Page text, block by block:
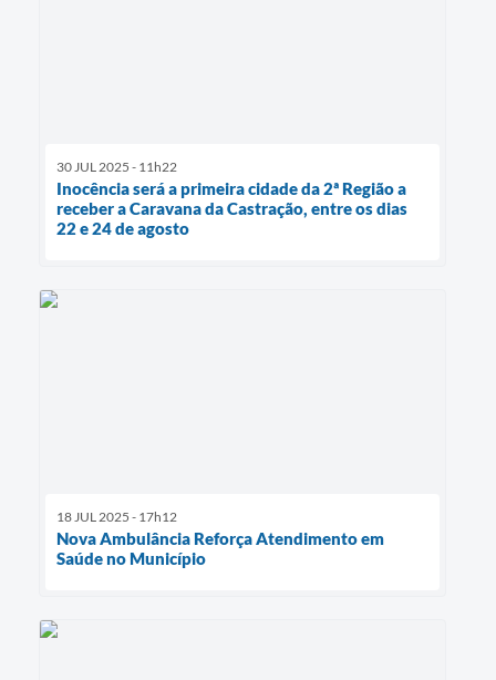
30 JUL 2025 - 11h22
Inocência será a primeira cidade da 2ª Região a
receber a Caravana da Castração, entre os dias
22 e 24 de agosto
18 JUL 2025 - 17h12
Nova Ambulância Reforça Atendimento em
Saúde no Município